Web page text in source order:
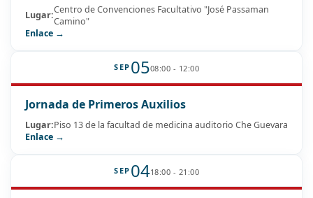
Lugar:Centro de Convenciones Facultativo "José Passaman
Camino"
Enlace →
SEP 0508:00 - 12:00
Jornada de Primeros Auxilios
Lugar:Piso 13 de la facultad de medicina auditorio Che Guevara
Enlace →
SEP 0418:00 - 21:00